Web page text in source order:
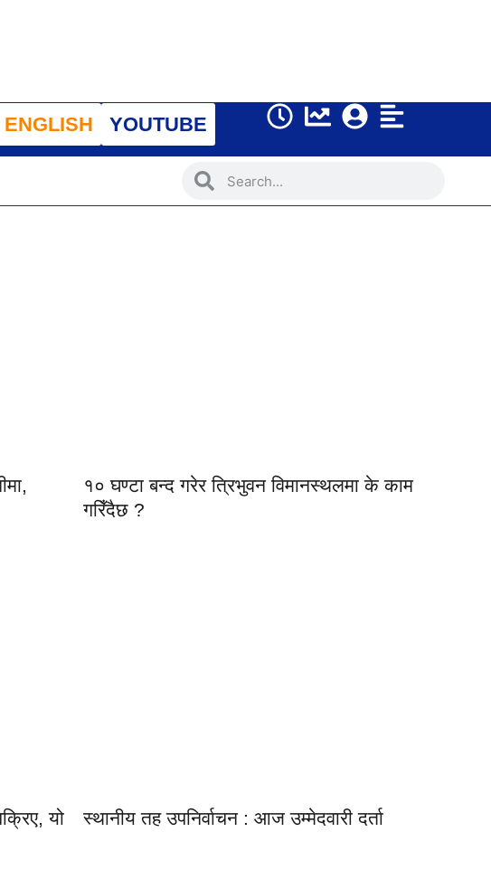
ENGLISH YOUTUBE
१० घण्टा बन्द गरेर त्रिभुवन विमानस्थलमा के काम
गरिँदैछ ?
यो
स्थानीय तह उपनिर्वाचन : आज उम्मेदवारी दर्ता